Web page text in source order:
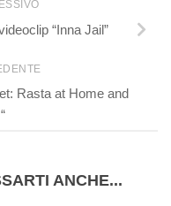
“Inna Jail”
Rasta at Home and
ANCHE...